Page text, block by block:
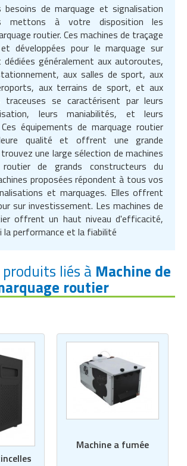
de marquage et signalisation
mettons à votre disposition les
routier. Ces machines de traçage
développées pour le marquage sur
généralement aux autoroutes,
aux salles de sport, aux
aux terrains de sport, et aux
traceuses se caractérisent par leurs
leurs maniabilités, et leurs
équipements de marquage routier
qualité et offrent une grande
une large sélection de machines
de grands constructeurs du
proposées répondent à tous vos
et marquages. Elles offrent
sur investissement. Les machines de
offrent un haut niveau d'efficacité,
la performance et la fiabilité
liés à Machine de
routier
Machine a fumée